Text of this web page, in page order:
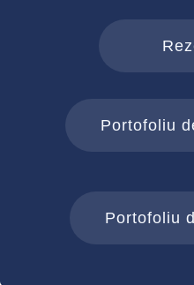
Portofoliu
Portofoliu